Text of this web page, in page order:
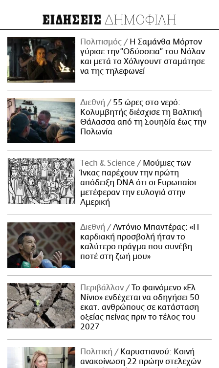
ΕΙΔΗΣΕΙΣ ΔΗΜΟΦΙΛΗ
Πολιτισμός
Η Σαμάνθα Μόρτον
γύρισε την “Οδύσσεια” του Νόλαν
και μετά το Χόλιγουντ σταμάτησε
να της τηλεφωνεί
Διεθνή
55 ώρες στο νερό:
Κολυμβητής διέσχισε τη Βαλτική
Θάλασσα από τη Σουηδία έως την
Πολωνία
Τech & Science
Μούμιες των
Ίνκας παρέχουν την πρώτη
απόδειξη DNA ότι οι Ευρωπαίοι
μετέφεραν την ευλογιά στην
Αμερική
Διεθνή
Αντόνιο Μπαντέρας: «Η
καρδιακή προσβολή ήταν το
καλύτερο πράγμα που συνέβη
ποτέ στη ζωή μου»
Περιβάλλον
Το φαινόμενο «Ελ
Νίνιο» ενδέχεται να οδηγήσει 50
εκατ. ανθρώπους σε κατάσταση
οξείας πείνας πριν το τέλος του
2027
Πολιτική
Καρυστιανού: Κοινή
ανακοίνωση 22 πρώην στελεχών